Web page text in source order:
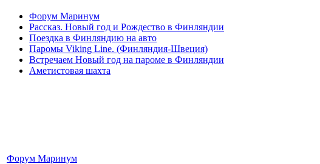
Форум Маринум
Рассказ. Новый год и Рождество в Финляндии
Поездка в Финляндию на авто
Паромы Viking Line. (Финляндия-Швеция)
Встречаем Новый год на пароме в Финляндии
Аметистовая шахта
Форум Маринум